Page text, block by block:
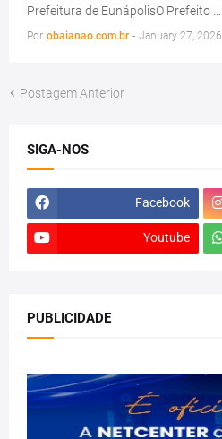
Prefeitura de EunápolisO Prefeito …
Por obaianao.com.br - January 27, 2026
Postagem Anterior
SIGA-NOS
Facebook
Youtube
PUBLICIDADE